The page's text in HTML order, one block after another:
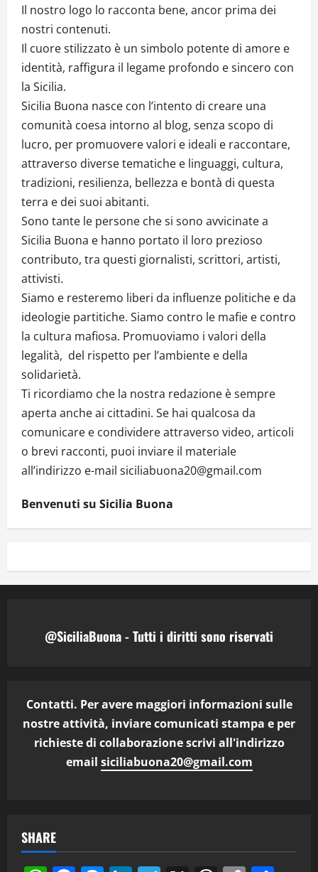
Il nostro logo lo racconta bene, ancor prima dei
nostri contenuti.
Il cuore stilizzato è un simbolo potente di amore e
identità, raffigura il legame profondo e sincero con
la Sicilia.
Sicilia Buona nasce con l’intento di creare una
comunità coesa intorno al blog, senza scopo di
lucro, per promuovere valori e ideali e raccontare,
attraverso diverse tematiche e linguaggi, cultura,
tradizioni, resilienza, bellezza e bontà di questa
terra e dei suoi abitanti.
Sono tante le persone che si sono avvicinate a
Sicilia Buona e hanno portato il loro prezioso
contributo, tra questi giornalisti, scrittori, artisti,
attivisti.
Siamo e resteremo liberi da influenze politiche e da
ideologie partitiche. Siamo contro le mafie e contro
la cultura mafiosa. Promuoviamo i valori della
legalità, del rispetto per l’ambiente e della
solidarietà.
Ti ricordiamo che la nostra redazione è sempre
aperta anche ai cittadini. Se hai qualcosa da
comunicare e condividere attraverso video, articoli
o brevi racconti, puoi inviare il materiale
all’indirizzo e-mail siciliabuona20@gmail.com
Benvenuti su Sicilia Buona
@SiciliaBuona - Tutti i diritti sono riservati
Contatti. Per avere maggiori informazioni sulle
nostre attività, inviare comunicati stampa e per
richieste di collaborazione scrivi all'indirizzo
email siciliabuona20@gmail.com
SHARE